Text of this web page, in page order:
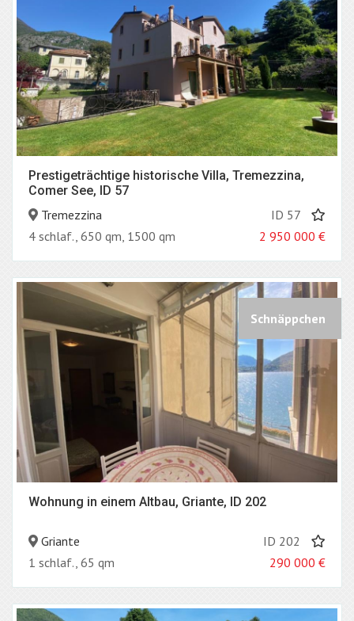
Prestigeträchtige historische Villa, Tremezzina,
Comer See, ID 57
Tremezzina
ID 57
4 schlaf., 650 qm, 1500 qm
2 950 000 €
Schnäppchen
Wohnung in einem Altbau, Griante, ID 202
Griante
ID 202
1 schlaf., 65 qm
290 000 €